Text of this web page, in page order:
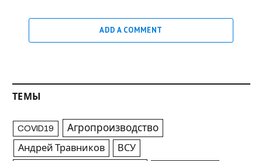
ADD A COMMENT
ТЕМЫ
COVID19 Агропроизводство
Андрей Травников ВСУ